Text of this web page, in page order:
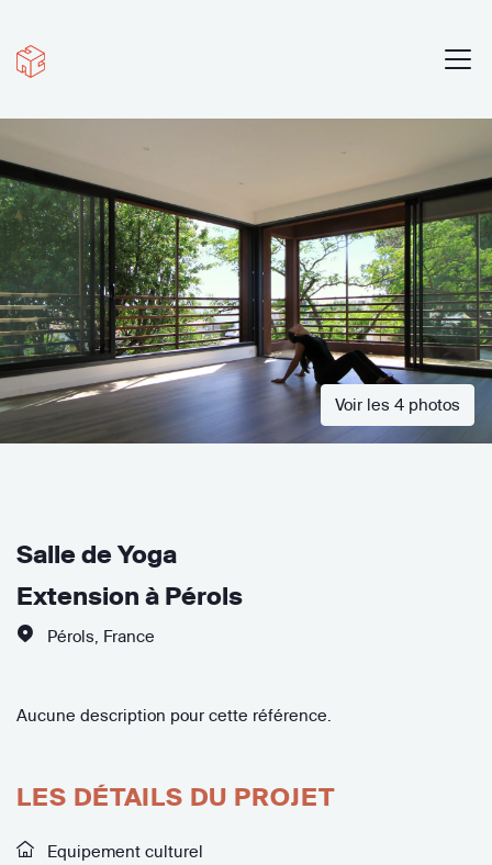
Voir les 4 photos
Salle de Yoga
Extension à Pérols
Pérols France
Aucune description pour cette référence.
LES DÉTAILS DU PROJET
Equipement culturel